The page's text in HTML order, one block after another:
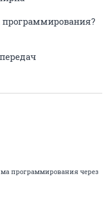
программирования через